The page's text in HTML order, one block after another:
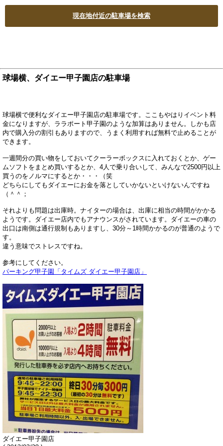
現在地付近の駐車場を検索
球場横、ダイエー甲子園店の駐車場
球場横で便利なダイエー甲子園店の駐車場です。ここもやはりイベント料
金になりますが、ララポート甲子園のような加算はありません。しかも店
内で購入分の割引もありますので、うまく利用すれば無料で止めることが
できます。
一週間分の買い物をしておいてクーラーボックスに入れておくとか、ゲー
ムソフトをまとめ買いするとか、4人で乗り合いして、みんなで2500円以上
買うのをノルマにするとか・・・（笑
どちらにしてもダイエーにお金を落としていかないといけないんですね
（＾＾；
それよりも問題は出庫時。ナイターの場合は、出庫に相当の時間がかかる
ようです。ダイエー店内でもアナウンスがされています。ダイエーの車の
出口は南側は通行規制もありますし、30分～1時間かかるのが普通のようで
す。
違う意味でストレスですね。
参考にしてください。
パーキング甲子園「タイムズ ダイエー甲子園店」
ダイエー甲子園店